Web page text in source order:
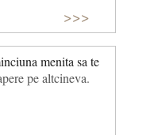
>>>
menita sa te
pe altcineva.